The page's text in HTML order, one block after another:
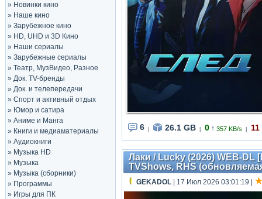
» Новинки кино
» Наше кино
» Зарубежное кино
» HD, UHD и 3D Кино
» Наши сериалы
» Зарубежные сериалы
» Театр, МузВидео, Разное
» Док. TV-бренды
» Док. и телепередачи
» Спорт и активный отдых
» Юмор и сатира
» Аниме и Манга
» Книги и медиаматериалы
» Аудиокниги
» Музыка HD
» Музыка
» Музыка (сборники)
» Программы
» Игры для ПК
6 26.1 GB 0 ↑ 357 KB/s 11
Лаки / Lucky (2026) WEB-DL
TVShows, RHS
GEKADOL | 17 Июл 2026 03:01:19